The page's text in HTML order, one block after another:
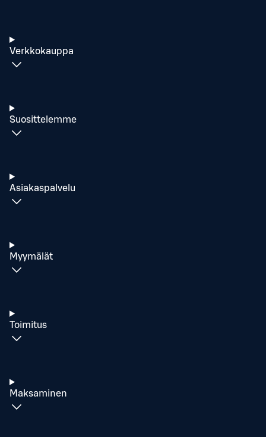
Verkkokauppa
Suosittelemme
Asiakaspalvelu
Myymälät
Toimitus
Maksaminen